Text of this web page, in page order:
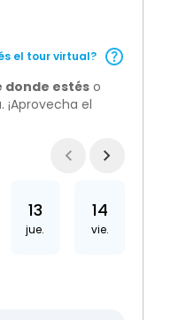
el tour virtual?
donde estés o
el
13
jue.
14
vie.